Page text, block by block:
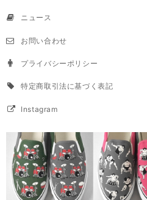
ニュース
お問い合わせ
プライバシーポリシー
特定商取引法に基づく表記
Instagram